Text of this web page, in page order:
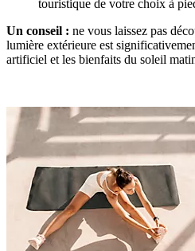
touristique de votre choix à
Un conseil : ne vous laissez pas
lumière extérieure est
artificiel et les bienfaits du soleil